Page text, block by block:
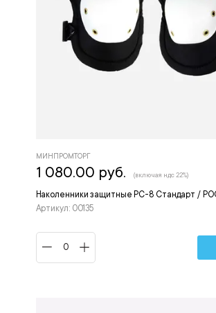
Наколенники защитные РС-8 Стандарт /
Артикул: 00135
МИНПРОМТОРГ
1 080.00 руб. (включая ндс 22%)